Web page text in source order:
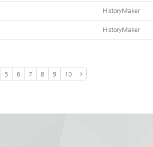
HistoryMaker
HistoryMaker
5 6 7 8 9 10